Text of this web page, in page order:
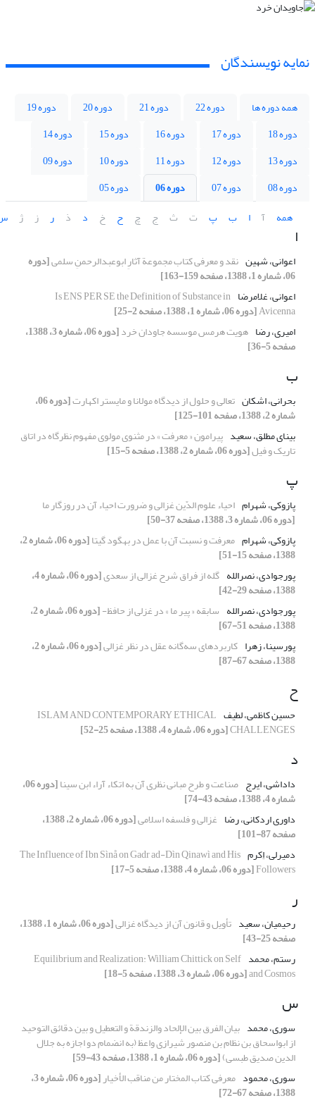
نمایه نویسندگان
همه دوره ها دوره 22 دوره 21 دوره 20
دوره 19
دوره 18
دوره 17 دوره 16 دوره 15
دوره 14
دوره 13
دوره 12 دوره 11 دوره 10
دوره 09
دوره 08
دوره 07 دوره 06
دوره 05
همه
آ ا ب پ ت ث ج چ ح خ د ذ ر ز ژ
ا
اعوانی، شهین نقد و معرفی کتاب مجموعة آثارِ ابوعبدالرحمنِ سلمی[دوره
06، شماره 1، 1388، صفحه 159-163]
اعوانی، غلامرضا Is ENS PER SE the Definition of Substance in
Avicenna[دوره 06، شماره 1، 1388، صفحه 2-25]
امیری، رضا هویت هرمس موسسه جاودان خرد [دوره 06، شماره 3، 1388،
صفحه 5-36]
ب
بحرانی، اشکان تعالی و حلول از دیدگاه مولانا و مایستر اکهارت [دوره 06،
شماره 2، 1388، صفحه 101-125]
بینای مطلق، سعید پیرامون « معرفت » در مثنوی مولوی مفهوم نظرگاه در اتاق
تاریک و فیل[دوره 06، شماره 2، 1388، صفحه 5-15]
پ
پازوکی، شهرام احیاء علوم ‌الدّین غزالی و ضرورت احیاء آن در روزگار ما
[دوره 06، شماره 3، 1388، صفحه 37-50]
پازوکی، شهرام معرفت و نسبت آن با عمل در بهگود گیتا [دوره 06، شماره 2،
1388، صفحه 15-51]
پورجوادی، نصرالله گله از فراق شرح غزالی از سعدی [دوره 06، شماره 4،
1388، صفحه 29-42]
پورجوادی، نصرالله سابقه « پیر ما » در غزلی از حافظ- [دوره 06، شماره 2،
1388، صفحه 51-67]
پورسینا، زهرا کاربردهای سه‌گانه عقل در نظر غزالی [دوره 06، شماره 2،
1388، صفحه 67-87]
ح
حسین کاظمی، لطیف ISLAM AND CONTEMPORARY ETHICAL
CHALLENGES[دوره 06، شماره 4، 1388، صفحه 25-52]
د
داداشی، ایرج صناعت و طرح مبانی نظری آن به اتکاء آراء ابن سینا [دوره 06،
شماره 4، 1388، صفحه 43-74]
داوری اردکانی، رضا غزالی و فلسفه اسلامی [دوره 06، شماره 2، 1388،
صفحه 87-101]
دمیرلی، اِکرم The Influence of Ibn Sìnå on Gadr ad-Dìn Qinawì and His
Followers[دوره 06، شماره 4، 1388، صفحه 5-17]
ر
رحیمیان، سعید تأویل و قانون آن از دیدگاه غزالی [دوره 06، شماره 1، 1388،
صفحه 25-43]
رستم، محمد Equilibrium and Realization: William Chittick on Self
and Cosmos[دوره 06، شماره 3، 1388، صفحه 5-18]
س
سوری، محمد بیان الفرق بین الإلحاد والزندقة و التعطیل و بین دقائق التوحید
از ابواسحاق بن نظام بن منصور شیرازی واعظ (به انضمام دو اجازه به جلال
الدین صدیق طبسی)[دوره 06، شماره 1، 1388، صفحه 43-59]
سوری، محمود معرفی کتاب المختار من مناقب الأخیار [دوره 06، شماره 3،
1388، صفحه 67-72]